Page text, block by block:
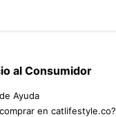
al Consumidor
Ayuda
en catlifestyle.co?